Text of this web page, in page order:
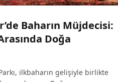
Baharın Müjdecisi:
Doğa
ilkbaharın gelişiyle birlikte